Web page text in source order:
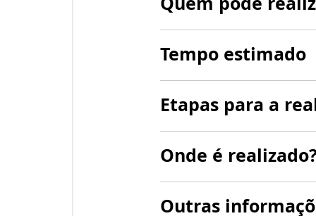
Tempo estimado
Etapas para a
Onde é
Outras